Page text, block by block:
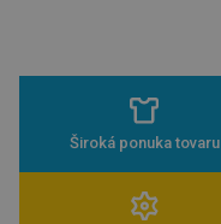
Široká ponuka tovaru